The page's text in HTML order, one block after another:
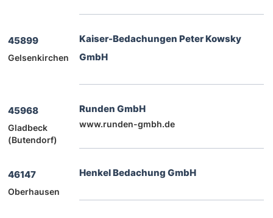
45899
Gelsenkirchen
Kaiser-Bedachungen Peter Kowsky
GmbH
45968
Gladbeck
(Butendorf)
Runden GmbH
www.runden-gmbh.de
46147
Oberhausen
Henkel Bedachung GmbH